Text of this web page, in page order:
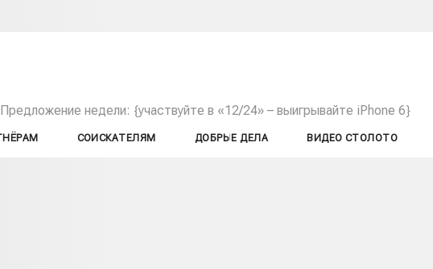
Предложение недели: {участвуйте в «12/24» – выигрывайте iPhone 6}
СОИСКАТЕЛЯМ ДОБРЫЕ ДЕЛА ВИДЕО СТОЛОТО